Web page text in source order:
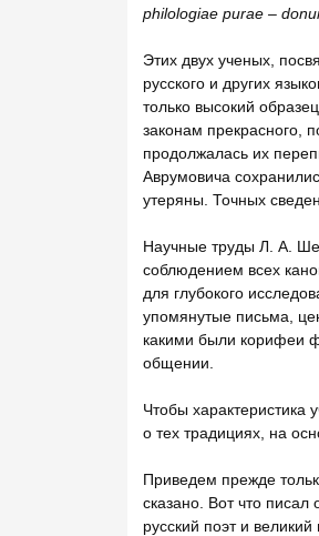
philologiae purae –
Этих двух ученых,
русского и других
только высокий
законам прекрасного,
продолжалась их
Аврумовича
утеряны. Точных
Научные труды Л. А.
соблюдением всех
для глубокого
упомянутые письма,
какими были корифеи
общении.
Чтобы
о тех традициях, на
Приведем прежде
сказано. Вот что писал
русский поэт и